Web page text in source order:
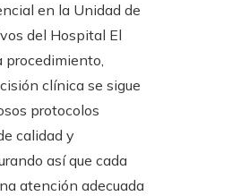
en la Unidad de
del Hospital El
procedimiento,
clínica se sigue
protocolos
calidad y
así que cada
atención adecuada